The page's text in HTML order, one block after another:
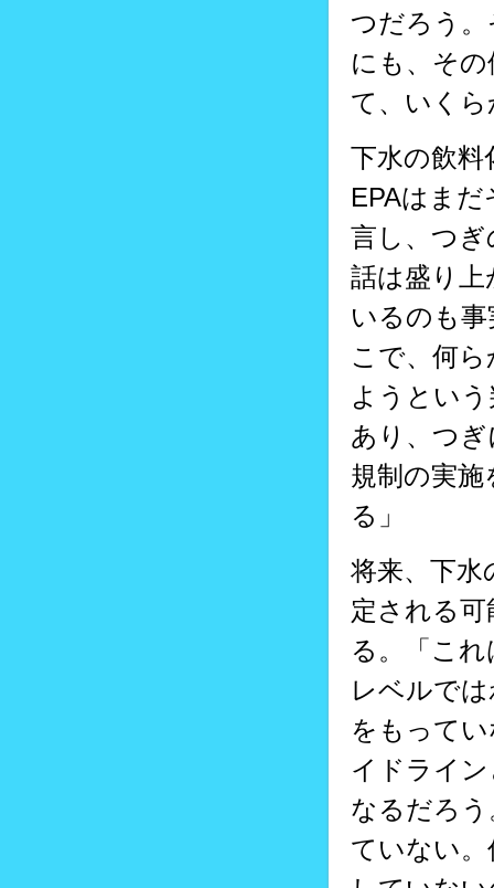
つだろう
にも、そ
て、いく
下水の飲
EPAはま
言し、つ
話は盛り
いるのも
こで、何
ようとい
あり、つ
規制の実
る」
将来、下
定される
る。「こ
レベルで
をもって
イドライ
なるだろ
ていない